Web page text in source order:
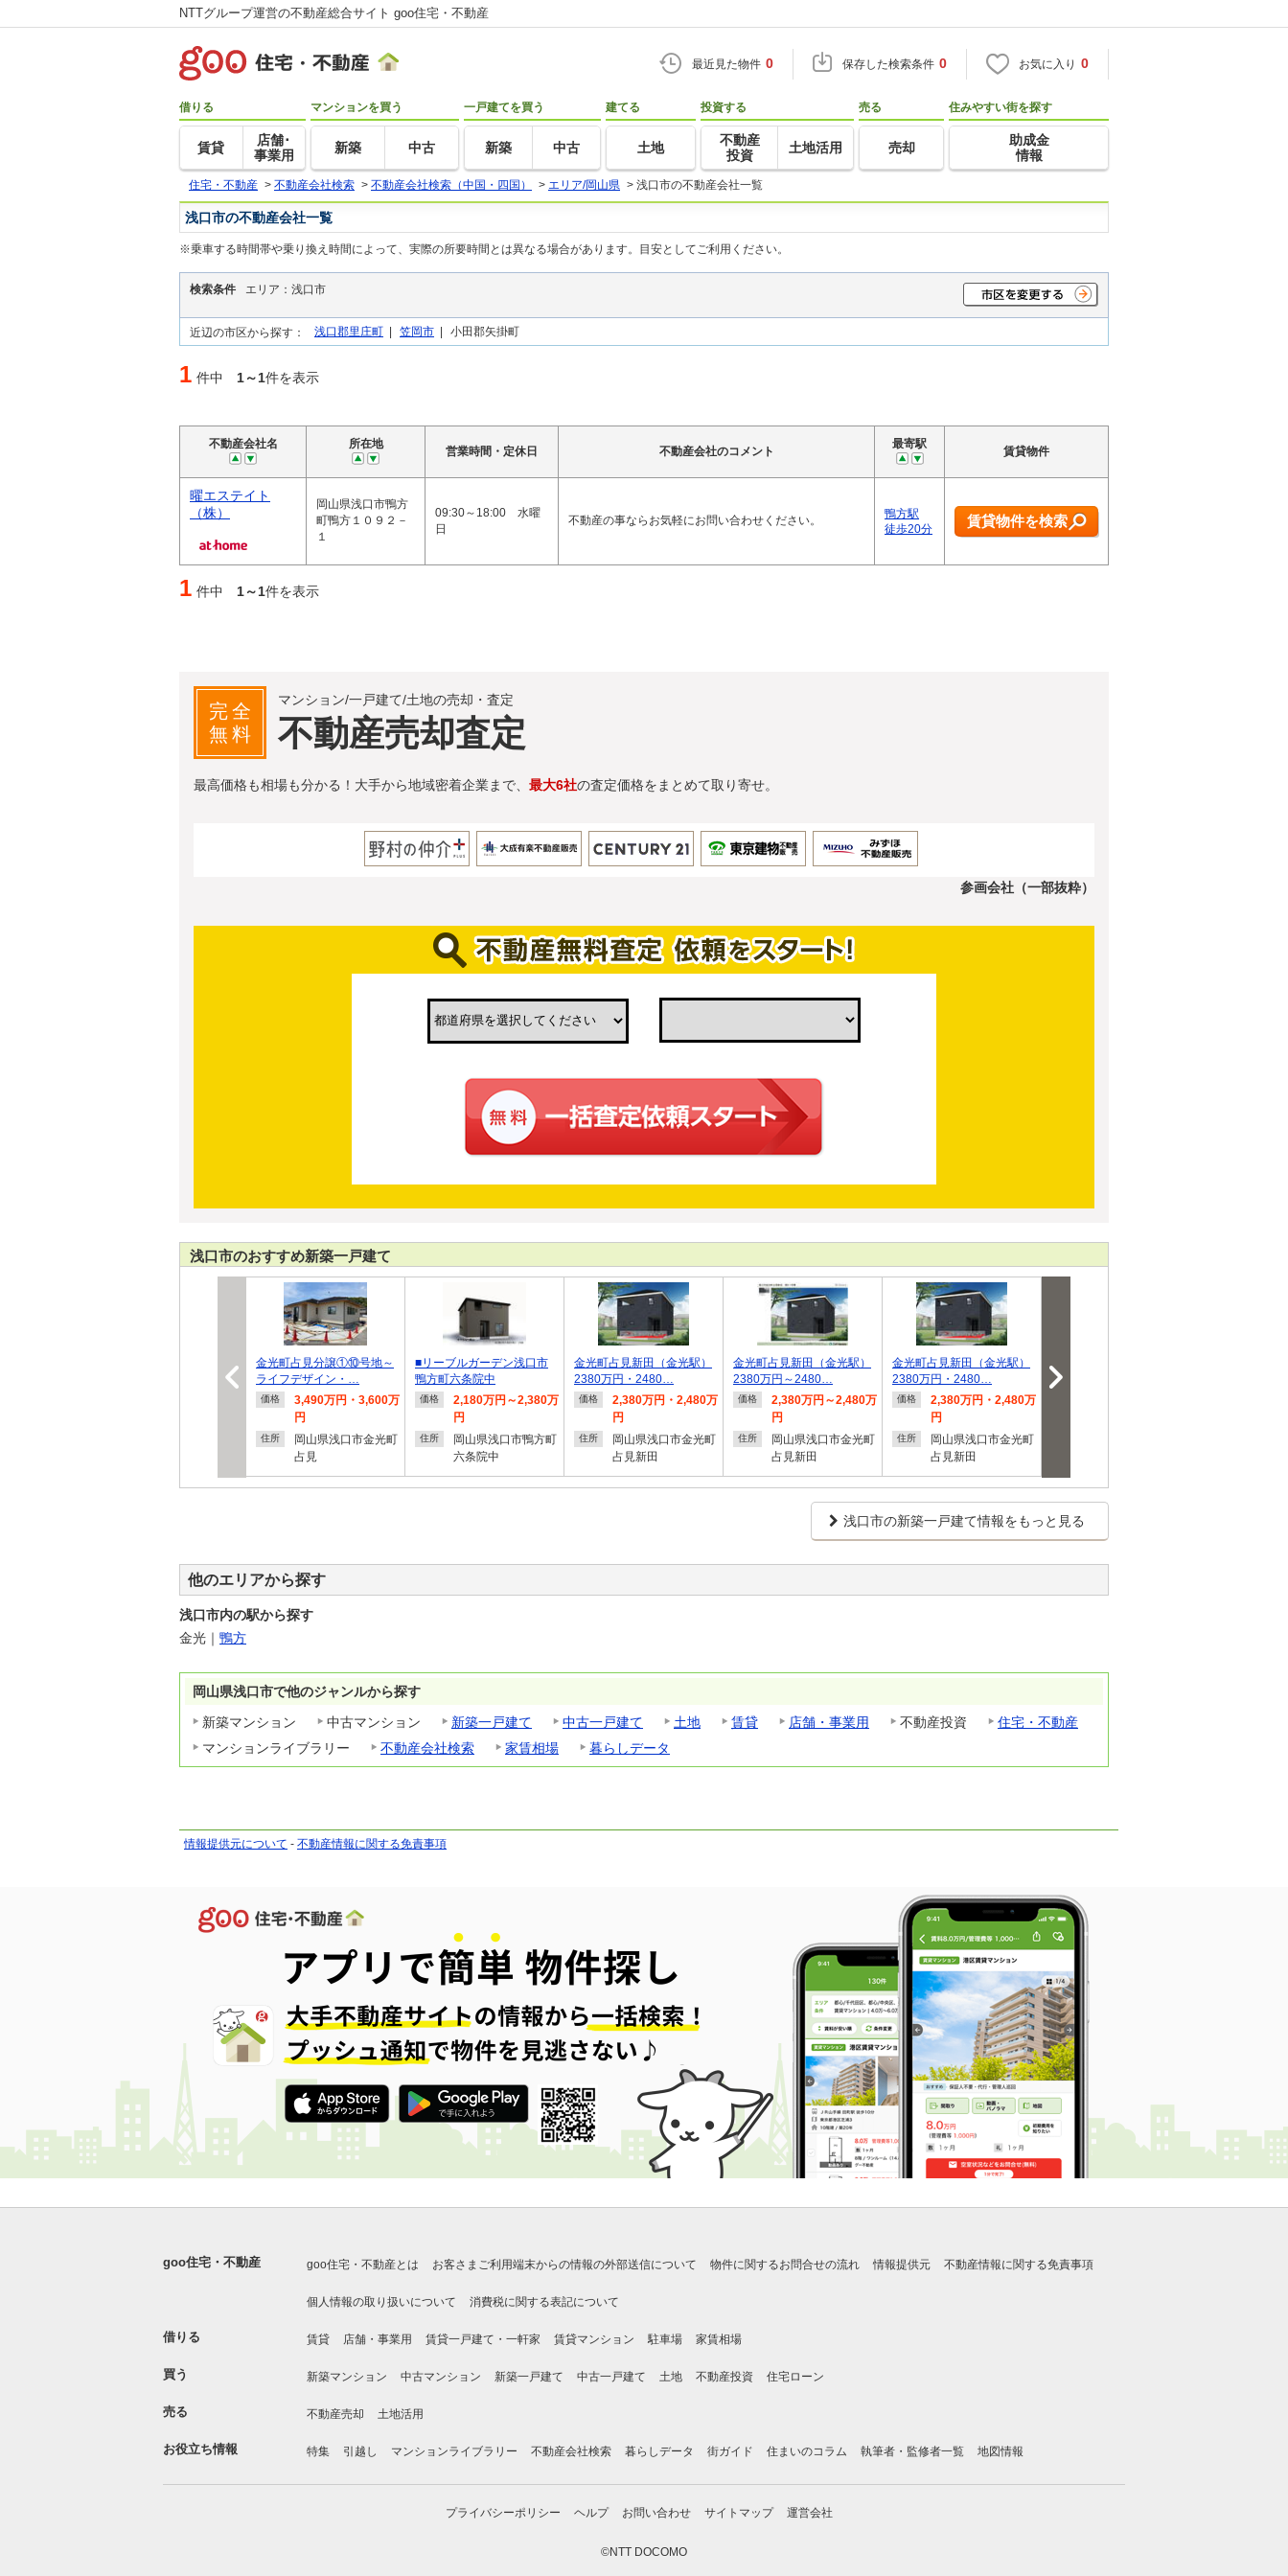
NTTグループ運営の不動産総合サイト goo住宅・不動産
最近見た物件 0 保存した検索条件 0 お気に入り 0
借りる
賃貸
店舗･
事業用
マンションを買う
新築 中古
一戸建てを買う
新築 中古
建てる
土地
投資する
不動産
投資
土地活用
売る
売却
住みやすい街を探す
助成金
情報
住宅・不動産 > 不動産会社検索 > 不動産会社検索（中国・四国） > エリア/岡山県 > 浅口市の不動産会社一覧
浅口市の不動産会社一覧
※乗車する時間帯や乗り換え時間によって、実際の所要時間とは異なる場合があります。目安としてご利用ください。
検索条件 エリア：浅口市
近辺の市区から探す： 浅口郡里庄町 | 笠岡市 | 小田郡矢掛町
1 件中 1～1件を表示
不動産会社名 所在地
営業時間・定休日 不動産会社のコメント
最寄駅
賃貸物件
曜エステイト
（株）
岡山県浅口市鴨方
町鴨方１０９２－
１
09:30～18:00 水曜
日
不動産の事ならお気軽にお問い合わせください。
鴨方駅
徒歩20分
賃貸物件を検索
1 件中 1～1件を表示
完全
無料
マンション/一戸建て/土地の売却・査定
不動産売却査定
最高価格も相場も分かる！大手から地域密着企業まで、 最大6社の査定価格をまとめて取り寄せ。
参画会社（一部抜粋）
浅口市のおすすめ新築一戸建て
金光町占見分譲①⑩号地～
ライフデザイン・…
価格
3,490万円・3,600万
円
住所
岡山県浅口市金光町
占見
■リーブルガーデン浅口市
鴨方町六条院中
価格
2,180万円～2,380万
円
住所
岡山県浅口市鴨方町
六条院中
金光町占見新田（金光駅）
2380万円・2480…
価格
2,380万円・2,480万
円
住所
岡山県浅口市金光町
占見新田
金光町占見新田（金光駅）
2380万円～2480…
価格
2,380万円～2,480万
円
住所
岡山県浅口市金光町
占見新田
金光町占見新田（金光駅）
2380万円・2480…
価格
2,380万円・2,480万
円
住所
岡山県浅口市金光町
占見新田
2380万円～2480…
浅口市の新築一戸建て情報をもっと見る
他のエリアから探す
浅口市内の駅から探す
金光 ｜ 鴨方
岡山県浅口市で他のジャンルから探す
新築マンション
中古マンション 新築一戸建て 中古一戸建て 土地 賃貸 店舗・事業用 不動産投資
住宅・不動産
マンションライブラリー
不動産会社検索 家賃相場 暮らしデータ
情報提供元について - 不動産情報に関する免責事項
goo住宅・不動産 goo住宅・不動産とは お客さまご利用端末からの情報の外部送信について 物件に関するお問合せの流れ 情報提供元 不動産情報に関する免責事項
個人情報の取り扱いについて 消費税に関する表記について
借りる 賃貸 店舗・事業用 賃貸一戸建て・一軒家 賃貸マンション 駐車場 家賃相場
買う 新築マンション 中古マンション 新築一戸建て 中古一戸建て 土地 不動産投資 住宅ローン
売る 不動産売却 土地活用
お役立ち情報 特集 引越し マンションライブラリー 不動産会社検索 暮らしデータ 街ガイド 住まいのコラム 執筆者・監修者一覧 地図情報
プライバシーポリシー ヘルプ お問い合わせ サイトマップ 運営会社
©NTT DOCOMO